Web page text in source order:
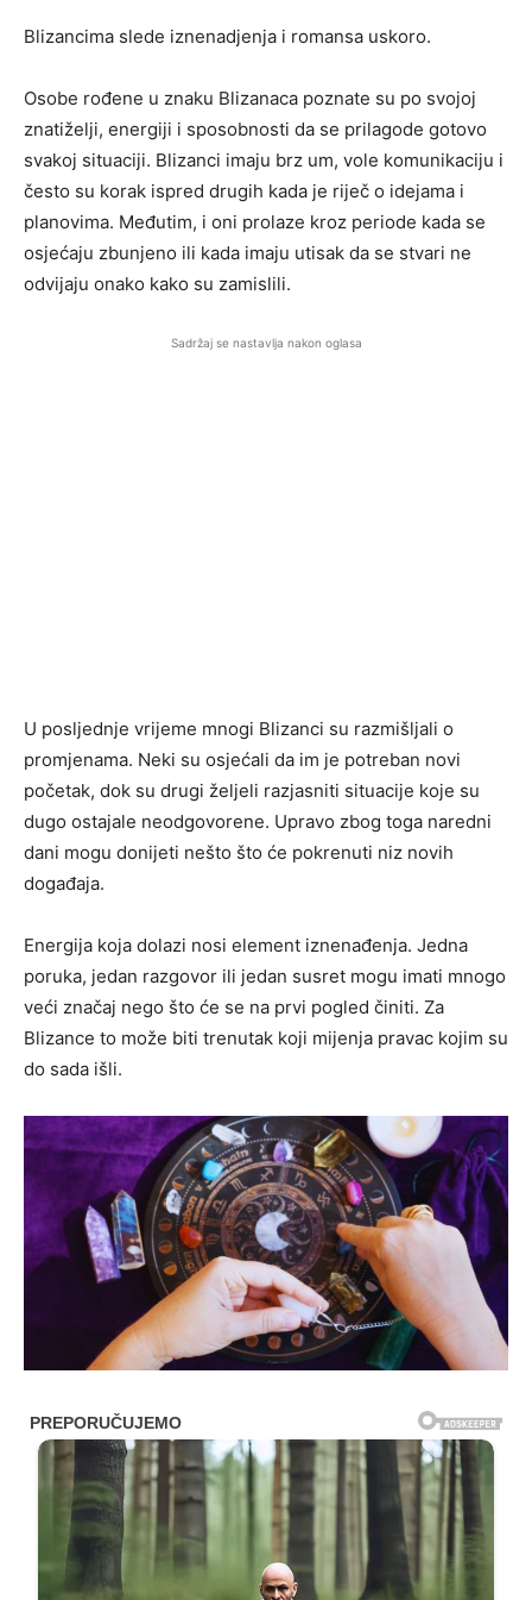
Blizancima slede iznenadjenja i romansa uskoro.
Osobe rođene u znaku Blizanaca poznate su po svojoj
znatiželji, energiji i sposobnosti da se prilagode gotovo
svakoj situaciji. Blizanci imaju brz um, vole komunikaciju i
često su korak ispred drugih kada je riječ o idejama i
planovima. Međutim, i oni prolaze kroz periode kada se
osjećaju zbunjeno ili kada imaju utisak da se stvari ne
odvijaju onako kako su zamislili.
Sadržaj se nastavlja nakon oglasa
U posljednje vrijeme mnogi Blizanci su razmišljali o
promjenama. Neki su osjećali da im je potreban novi
početak, dok su drugi željeli razjasniti situacije koje su
dugo ostajale neodgovorene. Upravo zbog toga naredni
dani mogu donijeti nešto što će pokrenuti niz novih
događaja.
Energija koja dolazi nosi element iznenađenja. Jedna
poruka, jedan razgovor ili jedan susret mogu imati mnogo
veći značaj nego što će se na prvi pogled činiti. Za
Blizance to može biti trenutak koji mijenja pravac kojim su
do sada išli.